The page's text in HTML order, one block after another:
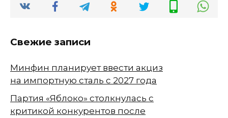
Свежие записи
Минфин планирует ввести акциз
на импортную сталь с 2027 года
Партия «Яблоко» столкнулась с
критикой конкурентов после